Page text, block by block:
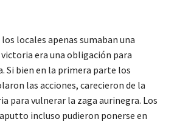
locales apenas sumaban una
era una obligación para
Si bien en la primera parte los
las acciones, carecieron de la
para vulnerar la zaga aurinegra. Los
incluso pudieron ponerse en